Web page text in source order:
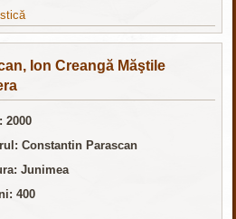
Ion Creangă Măştile
2000
Constantin Parascan
Junimea
400